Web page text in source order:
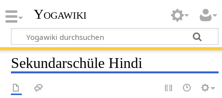
Yogawiki
Sekundarschüle Hindi